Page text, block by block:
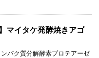
マイタケ発酵焼きアゴ
パク質分解酵素プロテアーゼ